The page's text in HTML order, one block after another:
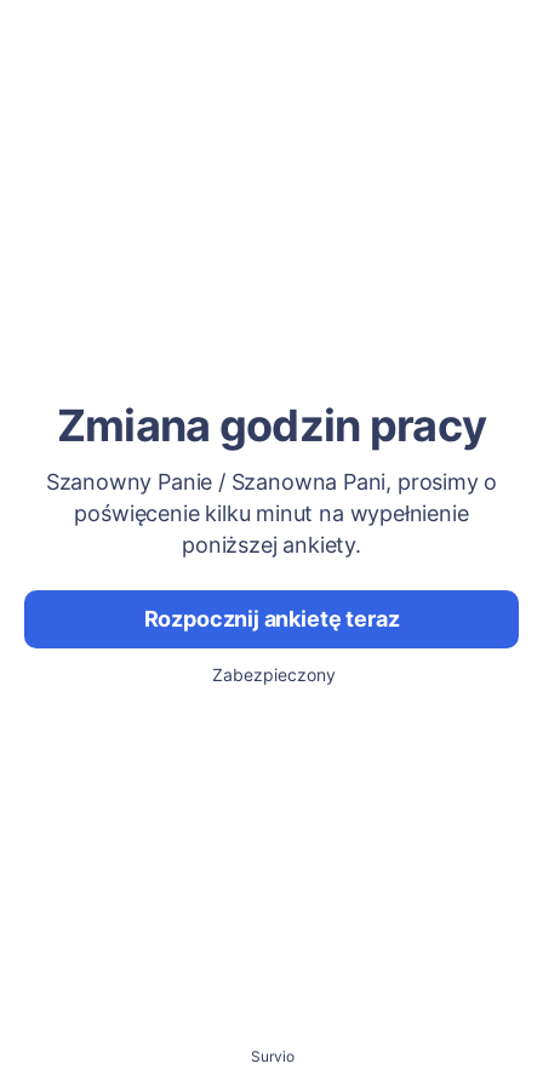
Zmiana godzin pracy
Szanowny Panie / Szanowna Pani, prosimy o
poświęcenie kilku minut na wypełnienie
poniższej ankiety.
Rozpocznij ankietę teraz
Zabezpieczony
Survio